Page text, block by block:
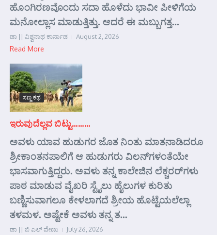
ಹೊಂಗಿರಣವೊಂದು ಸದಾ ಹೊಳೆದು ಭಾವೀ ಪೀಳಿಗೆಯ
ಮನೋಲ್ಲಾಸ ಮಾಡುತ್ತಿತ್ತು. ಆದರೆ ಈ ಮಬ್ಬುಗತ್ತ...
ಡಾ || ವಿಶ್ವನಾಥ ಕಾರ್ನಾಡ August 2, 2026
Read More
ಸಣ್ಣ ಕಥೆ
ಇರುವುದೆಲ್ಲವ ಬಿಟ್ಟು………
ಅವಳು ಯಾವ ಹುಡುಗರ ಜೊತ ನಿಂತು ಮಾತನಾಡಿದರೂ
ಶ್ರೀಕಾಂತನಪಾಲಿಗೆ ಆ ಹುಡುಗರು ವಿಲನ್‌ಗಳಂತೆಯೇ
ಭಾಸವಾಗುತ್ತಿದ್ದರು. ಅವಳು ತನ್ನ ಕಾಲೇಜಿನ ಲೆಕ್ಚರರ್‌ಗಳು
ಪಾಠ ಮಾಡುವ ವೈಖರಿ ಸ್ಟೈಲು ಹೈಲುಗಳ ಕುರಿತು
ಬಣ್ಣಿಸುವಾಗಲೂ ಕೇಳಲಾಗದೆ ಶ್ರೀಯ ಹೊಟ್ಟೆಯಲೆಲ್ಲಾ
ತಳಮಳ. ಅಷ್ಟೇಕೆ ಅವಳು ತನ್ನ ತ...
ಡಾ || ಬಿ ಎಲ್ ವೇಣು July 26, 2026